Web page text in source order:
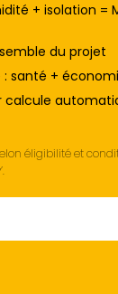
+ isolation =
du projet
santé +
calcule
éligibilité et